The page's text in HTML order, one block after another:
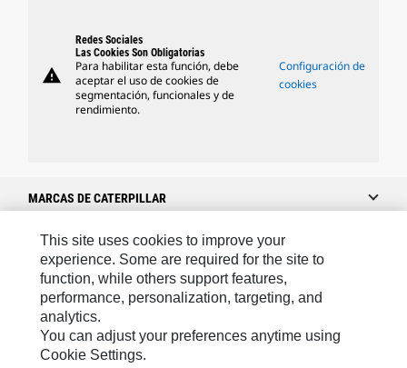
warning
Redes Sociales
Las Cookies Son Obligatorias
Para habilitar esta función, debe
aceptar el uso de cookies de
segmentación, funcionales y de
rendimiento.
Configuración de
cookies
MARCAS DE CATERPILLAR
Caterpillar.com
Caterpillar Contacto
Mis Preferencias De Marketing
Site Map
This site uses cookies to improve your
experience. Some are required for the site to
function, while others support features,
performance, personalization, targeting, and
analytics.
You can adjust your preferences anytime using
Cookie Settings.